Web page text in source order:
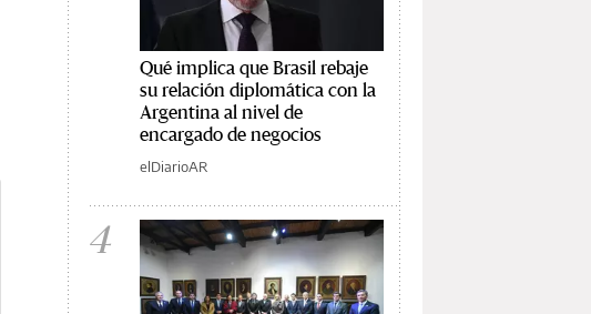
Qué implica que Brasil rebaje
su relación diplomática con la
Argentina al nivel de
encargado de negocios
elDiarioAR
4